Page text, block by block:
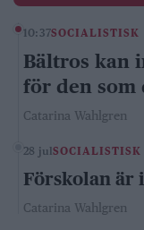
10:37SOCIALISTISK
Bältros kan
för den som
Catarina Wahlgren
28 julSOCIALISTISK
Förskolan är
Catarina Wahlgren